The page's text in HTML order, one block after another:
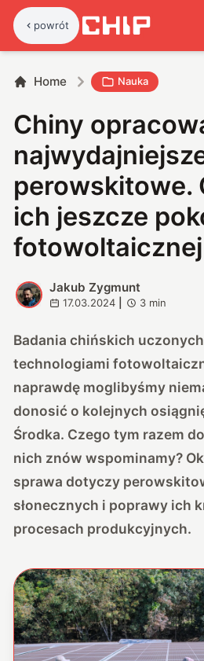
powrót
Home Nauka
Chiny
perowskitowe.
ich jeszcze
J
Jakub Zygmunt
17.03.2024 3 min
Badania chińskich
technologiami
naprawdę moglibyśmy
donosić o kolejnych
Środka. Czego tym razem
nich znów wspominamy?
sprawa dotyczy
słonecznych i poprawy ich
procesach produkcyjnych.